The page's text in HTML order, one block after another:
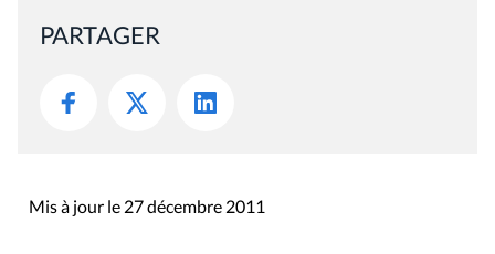
PARTAGER
Mis à jour le 27 décembre 2011